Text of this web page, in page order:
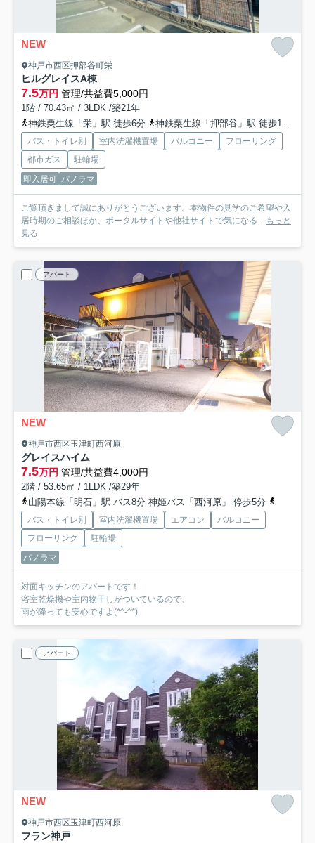
NEW
神戸市西区押部谷町栄
ヒルグレイスA棟
7.5万円 管理/共益費5,000円
1階 / 70.43㎡ / 3LDK /築21年
神鉄粟生線「栄」駅 徒歩6分
神鉄粟生線「押部谷」駅 徒歩19分
バス・トイレ別 室内洗濯機置場 バルコニー
フローリング
都市ガス
駐輪場
即入居可 パノラマ
ご覧頂きまして誠にありがとうございます。本物件の見学のご希望や入
居時期のご相談ほか、ポータルサイトや他社サイトで気になる... もっと
見る
アパート
NEW
神戸市西区玉津町西河原
グレイスハイム
7.5万円 管理/共益費4,000円
2階 / 53.65㎡ / 1LDK /築29年
山陽本線「明石」駅 バス8分 神姫バス「西河原」 停歩5分
バス・トイレ別 室内洗濯機置場 エアコン
バルコニー
フローリング
駐輪場
パノラマ
対面キッチンのアパートです！
浴室乾燥機や室内物干しがついているので、
雨が降っても安心ですよ(*^-^*)
アパート
NEW
神戸市西区玉津町西河原
フラン神戸